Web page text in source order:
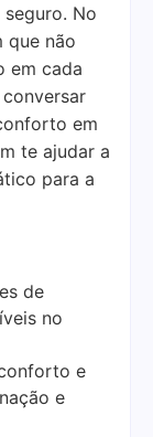
No
que não
em cada
em
te ajudar a
para a
de
no
e
e